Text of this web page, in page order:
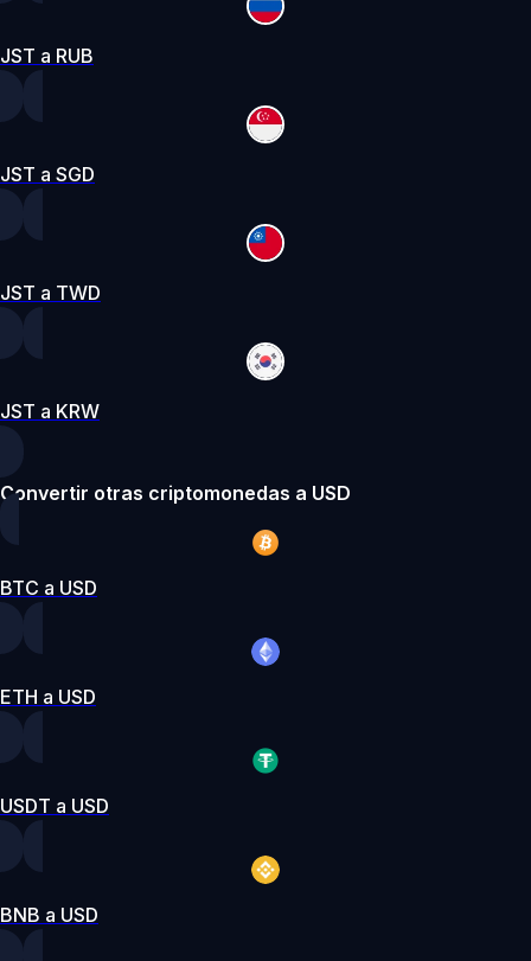
JST a RUB
JST a SGD
JST a TWD
JST a KRW
Convertir otras criptomonedas a USD
BTC a USD
ETH a USD
USDT a USD
BNB a USD